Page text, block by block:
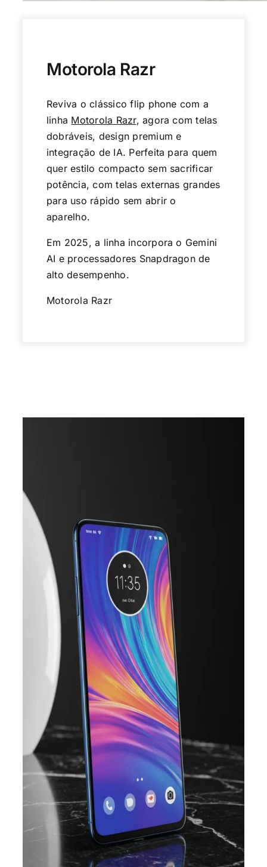
Motorola Razr
Reviva o clássico flip phone com a
linha Motorola Razr, agora com telas
dobráveis, design premium e
integração de IA. Perfeita para quem
quer estilo compacto sem sacrificar
potência, com telas externas grandes
para uso rápido sem abrir o
aparelho.
Em 2025, a linha incorpora o Gemini
AI e processadores Snapdragon de
alto desempenho.
Motorola Razr